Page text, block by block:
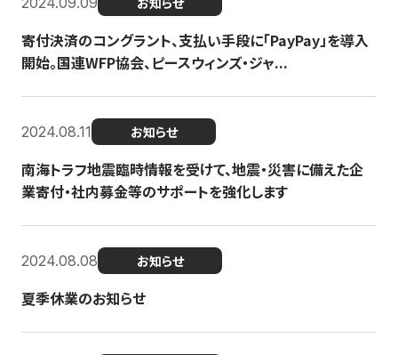
寄付決済のコングラント、支払い手段に「PayPay」を導入
開始。国連WFP協会、ピースウィンズ・ジャ...
2024.08.11 お知らせ
南海トラフ地震臨時情報を受けて、地震・災害に備えた企
業寄付・社内募金等のサポートを強化します
2024.08.08 お知らせ
夏季休業のお知らせ